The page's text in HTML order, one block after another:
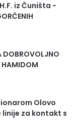
i stoje u
pa na
što
takvu situaciju
sigurno kada će
put na ispitu koji
iz Čuništa -
DOBROVOLJNO
HAMIDOM
Olovo
linije za kontakt s